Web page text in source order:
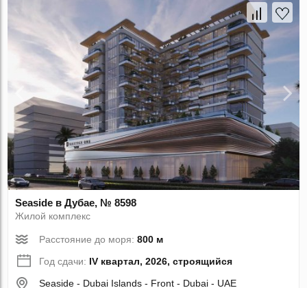
Seaside в Дубае, № 8598
Жилой комплекс
Расстояние до моря:800 м
Год сдачи: IV квартал, 2026, строящийся
Seaside - Dubai Islands - Front - Dubai - UAE